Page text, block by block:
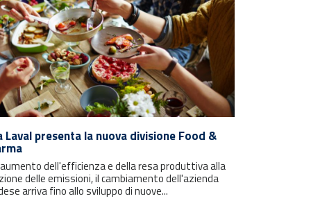
Laval presenta la nuova divisione Food &
dell'efficienza e della resa produttiva alla
delle emissioni, il cambiamento dell'azienda
arriva fino allo sviluppo di nuove...